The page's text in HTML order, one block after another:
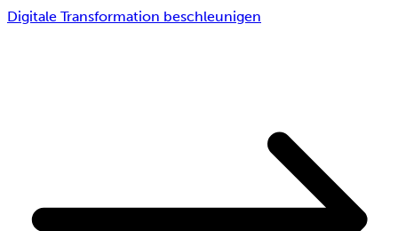
Digitale Transformation beschleunigen